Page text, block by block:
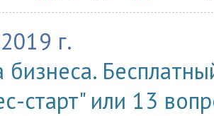
г.
старт" или 13